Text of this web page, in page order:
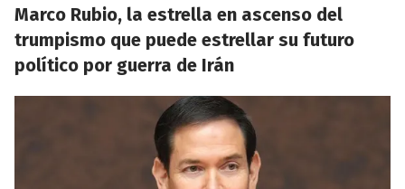
Marco Rubio, la estrella en ascenso del
trumpismo que puede estrellar su futuro
político por guerra de Irán